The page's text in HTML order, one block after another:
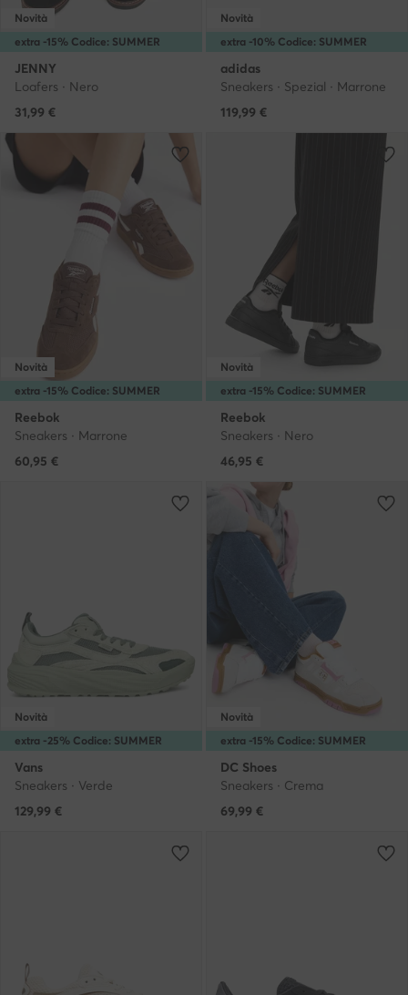
extra -15% Codice: SUMMER
Novità
JENNY
Loafers · Nero
31,99 €
extra -10% Codice: SUMMER
Novità
adidas
Sneakers · Spezial · Marrone
119,99 €
extra -15% Codice: SUMMER
Novità
Reebok
Sneakers · Marrone
60,95 €
extra -15% Codice: SUMMER
Novità
Reebok
Sneakers · Nero
46,95 €
extra -25% Codice: SUMMER
Novità
Vans
Sneakers · Verde
129,99 €
extra -15% Codice: SUMMER
Novità
DC Shoes
Sneakers · Crema
69,99 €